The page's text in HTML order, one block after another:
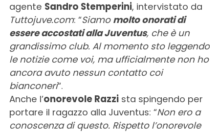
agente Sandro Stemperini, intervistato da
Tuttojuve.com: “Siamo molto onorati di
essere accostati alla Juventus, che è un
grandissimo club. Al momento sto leggendo
le notizie come voi, ma ufficialmente non ho
ancora avuto nessun contatto coi
bianconeri“.
Anche l’onorevole Razzista spingendo per
portare il ragazzo alla Juventus: “Non ero a
conoscenza di questo. Rispetto l’onorevole